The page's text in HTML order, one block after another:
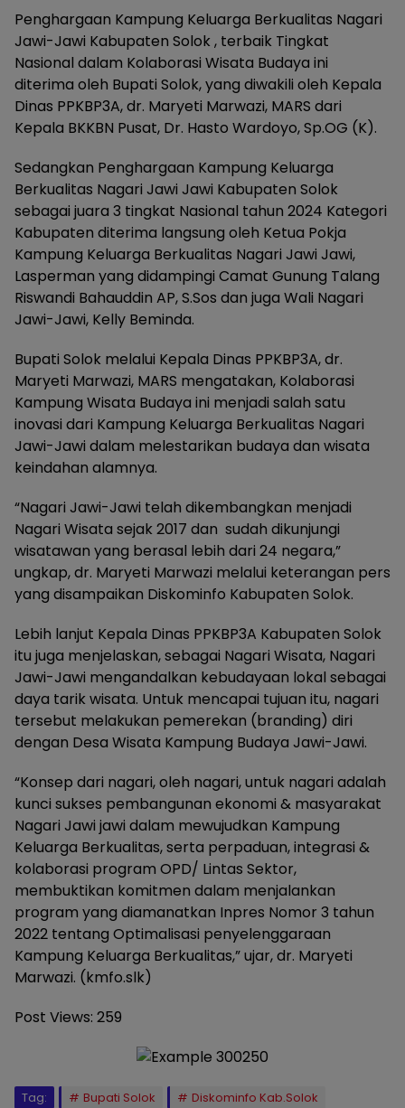
Penghargaan Kampung Keluarga Berkualitas Nagari
Jawi-Jawi Kabupaten Solok , terbaik Tingkat
Nasional dalam Kolaborasi Wisata Budaya ini
diterima oleh Bupati Solok, yang diwakili oleh Kepala
Dinas PPKBP3A, dr. Maryeti Marwazi, MARS dari
Kepala BKKBN Pusat, Dr. Hasto Wardoyo, Sp.OG (K).
Sedangkan Penghargaan Kampung Keluarga
Berkualitas Nagari Jawi Jawi Kabupaten Solok
sebagai juara 3 tingkat Nasional tahun 2024 Kategori
Kabupaten diterima langsung oleh Ketua Pokja
Kampung Keluarga Berkualitas Nagari Jawi Jawi,
Lasperman yang didampingi Camat Gunung Talang
Riswandi Bahauddin AP, S.Sos dan juga Wali Nagari
Jawi-Jawi, Kelly Beminda.
Bupati Solok melalui Kepala Dinas PPKBP3A, dr.
Maryeti Marwazi, MARS mengatakan, Kolaborasi
Kampung Wisata Budaya ini menjadi salah satu
inovasi dari Kampung Keluarga Berkualitas Nagari
Jawi-Jawi dalam melestarikan budaya dan wisata
keindahan alamnya.
“Nagari Jawi-Jawi telah dikembangkan menjadi
Nagari Wisata sejak 2017 dan sudah dikunjungi
wisatawan yang berasal lebih dari 24 negara,”
ungkap, dr. Maryeti Marwazi melalui keterangan pers
yang disampaikan Diskominfo Kabupaten Solok.
Lebih lanjut Kepala Dinas PPKBP3A Kabupaten Solok
itu juga menjelaskan, sebagai Nagari Wisata, Nagari
Jawi-Jawi mengandalkan kebudayaan lokal sebagai
daya tarik wisata. Untuk mencapai tujuan itu, nagari
tersebut melakukan pemerekan (branding) diri
dengan Desa Wisata Kampung Budaya Jawi-Jawi.
“Konsep dari nagari, oleh nagari, untuk nagari adalah
kunci sukses pembangunan ekonomi & masyarakat
Nagari Jawi jawi dalam mewujudkan Kampung
Keluarga Berkualitas, serta perpaduan, integrasi &
kolaborasi program OPD/ Lintas Sektor,
membuktikan komitmen dalam menjalankan
program yang diamanatkan Inpres Nomor 3 tahun
2022 tentang Optimalisasi penyelenggaraan
Kampung Keluarga Berkualitas,” ujar, dr. Maryeti
Marwazi. (kmfo.slk)
Post Views: 259
Tag: Bupati Solok
Diskominfo Kab.Solok